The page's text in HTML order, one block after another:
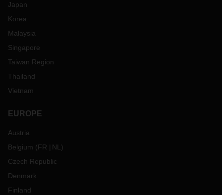
Japan
Korea
Malaysia
Singapore
Taiwan Region
Thailand
Vietnam
EUROPE
Austria
Belgium (FR NL )
Czech Republic
Denmark
Finland